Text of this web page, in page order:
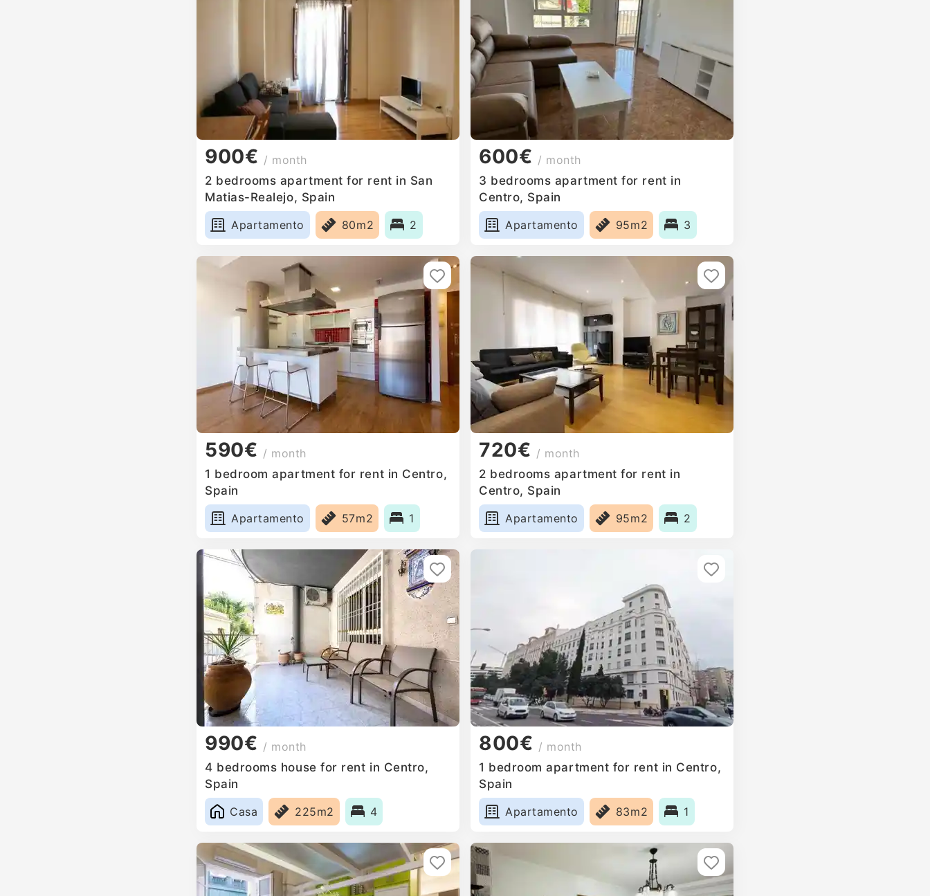
900€ / month
2 bedrooms apartment for rent in San
Matias-Realejo, Spain
Apartamento
80m2 2
600€ / month
3 bedrooms apartment for rent in
Centro, Spain
Apartamento
95m2 3
590€ / month
1 bedroom apartment for rent in Centro,
Spain
Apartamento
57m2 1
720€ / month
2 bedrooms apartment for rent in
Centro, Spain
Apartamento
95m2 2
990€ / month
4 bedrooms house for rent in Centro,
Spain
Casa
225m2 4
800€ / month
1 bedroom apartment for rent in Centro,
Spain
Apartamento
83m2 1